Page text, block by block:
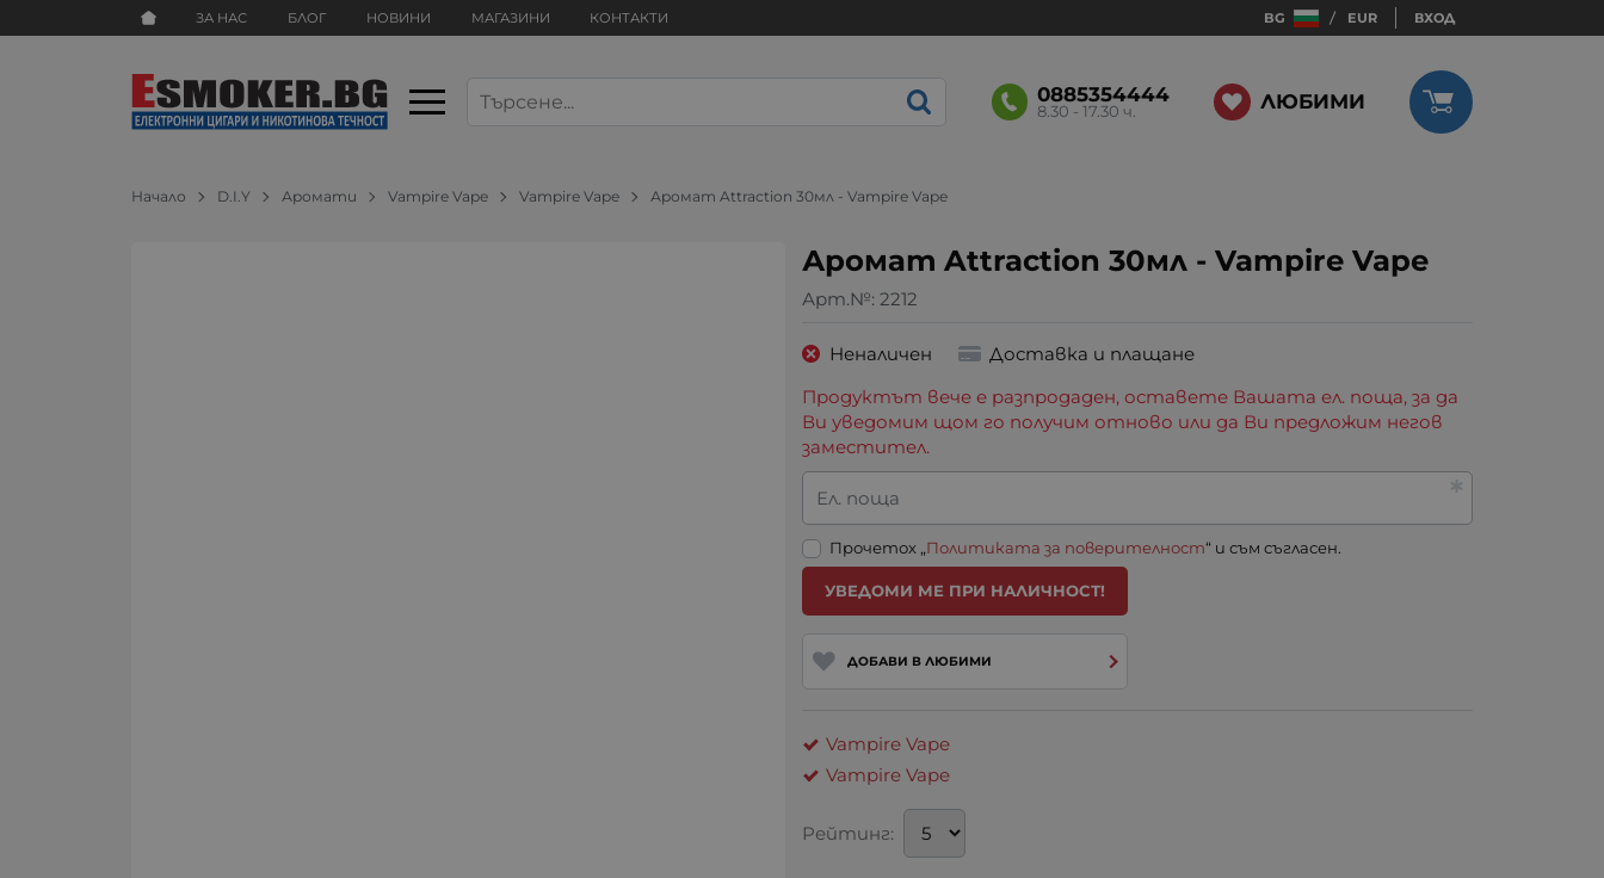
ЗА НАС БЛОГ НОВИНИ МАГАЗИНИ КОНТАКТИ BG EUR ВХОД
0885354444
8.30 - 17.30 ч. ЛЮБИМИ
Начало D.I.Y Аромати Vampire Vape Vampire Vape Аромат Attraction 30мл - Vampire Vape
Аромат Attraction 30мл - Vampire Vape
Арт.№: 2212
Неналичен
Доставка и плащане
Продуктът вече е разпродаден, оставете Вашата ел. поща, за да
Ви уведомим щом го получим отново или да Ви предложим негов
заместител.
Ел. поща
Прочетох „Политиката за поверителност“ и съм съгласен.
УВЕДОМИ МЕ ПРИ НАЛИЧНОСТ!
ДОБАВИ В ЛЮБИМИ
Vampire Vape
Vampire Vape
Рейтинг: